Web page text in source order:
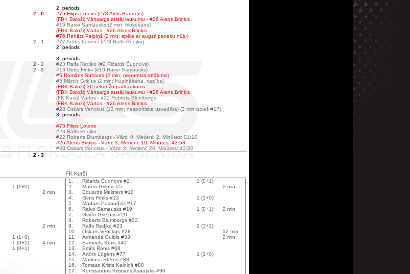
2. periods
2 - 0
#75 Filips Ļotovs (#78 Aldis Banders)
(FBK Baloži) Vārtsargs atstāj laukumu - #26 Alens Briņķis
#19 Raivo Samausks (2 min; bloķēšana)
(FBK Baloži) Vārtos - #26 Alens Briņķis
#76 Renārs Peipiņš (2 min; spēle ar augsti paceltu nūju)
2 - 1
#77 Artūrs Lūsēns (#23 Ralfs Redjko)
2. periods
3. periods
2 - 2
#23 Ralfs Redjko (#2 Ričards Čudnovs)
2 - 3
#13 Gints Finks (#19 Raivo Samausks)
#5 Romāns Sultaurs (2 min; nepareizs attālums)
#5 Mārcis Griķītis (2 min; klupināšana, rupjība)
(FBK Baloži) 30 sekunžu pārtraukums
(FBK Baloži) Vārtsargs atstāj laukumu - #26 Alens Briņķis
(FK Kurši) Vārtos - #22 Roberts Blumbergs
(FBK Baloži) Vārtos - #26 Alens Briņķis
#28 Oskars Venckus (12 min; nesportiska uzvedība) (2 min izcieš #17)
3. periods
#75 Filips Ļotovs
#23 Ralfs Redjko
#22 Roberts Blumbergs - Vārti: 0; Metieni: 2; Minūtes: 01:10
#26 Alens Briņķis - Vārti: 3; Metieni: 19; Minūtes: 42:53
#28 Oskars Venckus - Vārti: 2; Metieni: 28; Minūtes: 43:20
2 - 3
FK Kurši
1 (1+0)
2 min
2 min
1 (1+0)
1 (0+1)
4 min
1 (0+1)
1. Ričards Čudnovs #2
1 (0+1)
2.
Mārcis Griķītis #5
2 min
3.
Eduards Meisters #10
4.
Gints Finks #13
1 (1+0)
5.
Madars Pusaudzis #17
6.
Raivo Samausks #19 1 (0+1)
2 min
7.
Gvido Griezītis #20
8.
Roberts Blumbergs #22
9.
Ralfs Redjko #23
2 (1+1)
10.
Oskars Venckus #28
12 min
11.
Armands Gulbis #33
2 min
12.
Samuēls Ķeris #40
13.
Emīls Ronis #68
14.
Artūrs Lūsēns #77
1 (1+0)
15.
Markuss Šterns #83
16.
Tomass Krists Kalniņš #88
17.
Konstantīns Kristiāns Asauļaks #90